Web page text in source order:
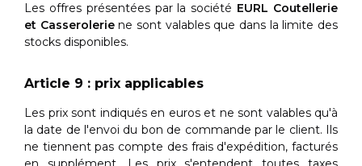
Les offres présentées par la société EURL Coutellerie
et Casseroleriene sont valables que dans la limite des
stocks disponibles.
Article 9 : prix applicables
Les prix sont indiqués en euros et ne sont valables qu'à
la date de l'envoi du bon de commande par le client. Ils
ne tiennent pas compte des frais d'expédition, facturés